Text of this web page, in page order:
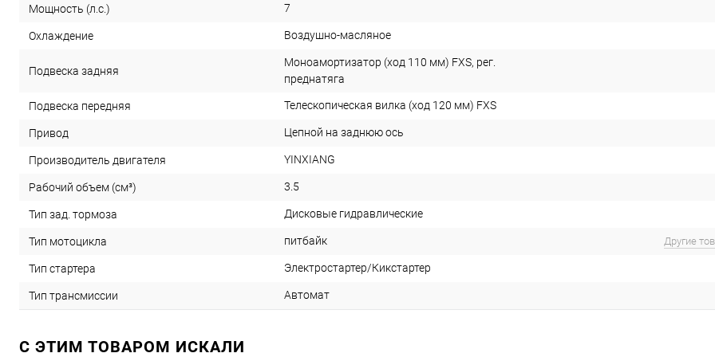
Мощность (л.с.) 7
Охлаждение Воздушно-масляное
Подвеска задняя
Моноамортизатор (ход 110 мм) FXS, рег.
преднатяга
Подвеска передняя Телескопическая вилка (ход 120 мм) FXS
Привод Цепной на заднюю ось
Производитель двигателя YINXIANG
Рабочий объем (см³) 3.5
Тип зад. тормоза Дисковые гидравлические
Тип мотоцикла питбайк Другие
Тип стартера Электростартер/Кикстартер
Тип трансмиссии Автомат
C ЭТИМ ТОВАРОМ ИСКАЛИ